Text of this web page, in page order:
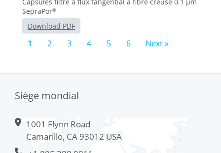
Capsules filtre à flux tangential à fibre creuse 0.1 μm
SepraPor®
Download PDF
1 2 3 4 5 6 Next »
Siège mondial
1001 Flynn Road
Camarillo, CA 93012 USA